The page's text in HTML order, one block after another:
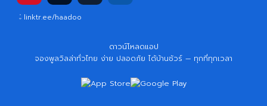
linktr.ee/haadoo
ดาวน์โหลดแอป
จองพูลวิลล่าทั่วไทย ง่าย ปลอดภัย ได้บ้านชัวร์ — ทุกที่ทุกเวลา